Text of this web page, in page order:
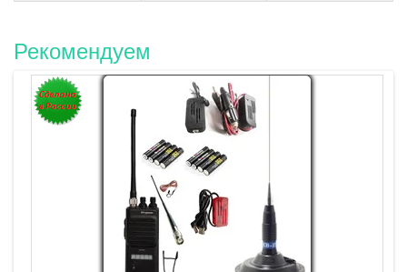
Рекомендуем
Штурман-230М3 - автокомплект
Штурман-230М3 - автокомплект, AM/FM cb рация с
19-см и 42-см антеннами, съёмным противовесом,
LiIon аккумуляторами, зарядным устройством от
USB, универсальным автомобильным адаптером,
эффективной автомобильной антенной.Вариант
комплектации радиостанции Штурман-230М3 с
двумя антеннами (19-см и 42-см ..